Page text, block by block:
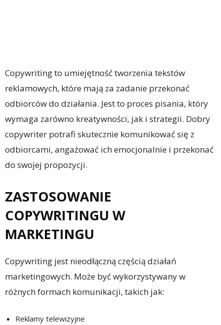
Copywriting to umiejętność tworzenia tekstów
reklamowych, które mają za zadanie przekonać
odbiorców do działania. Jest to proces pisania, który
wymaga zarówno kreatywności, jak i strategii. Dobry
copywriter potrafi skutecznie komunikować się z
odbiorcami, angażować ich emocjonalnie i przekonać
do swojej propozycji.
ZASTOSOWANIE
COPYWRITINGU W
MARKETINGU
Copywriting jest nieodłączną częścią działań
marketingowych. Może być wykorzystywany w
różnych formach komunikacji, takich jak:
Reklamy telewizyjne